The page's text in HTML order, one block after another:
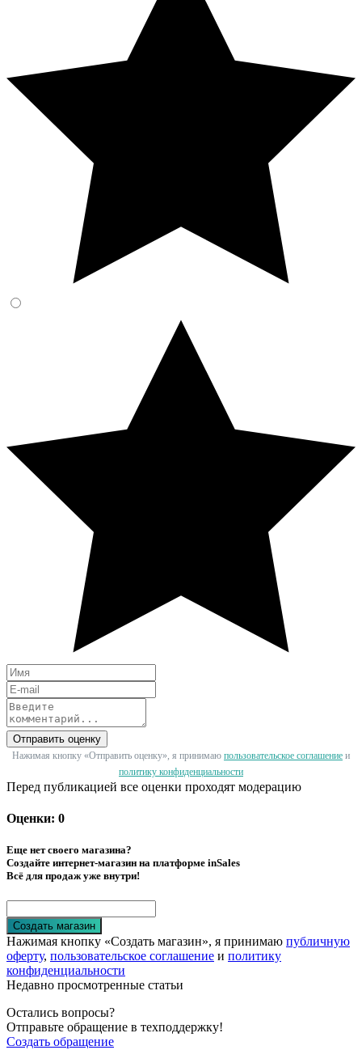
Отправить оценку
Нажимая кнопку «Отправить оценку», я принимаю пользовательское соглашение и
политику конфиденциальности
Перед публикацией все оценки проходят модерацию
Оценки: 0
Еще нет своего магазина?
Создайте интернет-магазин на платформе inSales
Всё для продаж уже внутри!
Создать магазин
Нажимая кнопку «Создать магазин», я принимаю публичную
оферту, пользовательское соглашение и политику
конфиденциальности
Недавно просмотренные статьи
Остались вопросы?
Отправьте обращение в техподдержку!
Создать обращение